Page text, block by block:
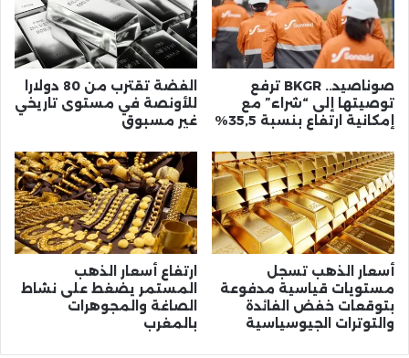
صوناصيد.. BKGR ترفع
توصيتها إلى “شراء” مع
إمكانية ارتفاع بنسبة 35,5%
الفضة تقترب من 80 دولارا
للأونصة في مستوى تاريخي
غير مسبوق
أسعار الذهب تسجل
مستويات قياسية مدفوعة
بتوقعات خفض الفائدة
والتوترات الجيوسياسية
ارتفاع أسعار الذهب
المستمر يضغط على نشاط
الصاغة والمجوهرات
بالمغرب